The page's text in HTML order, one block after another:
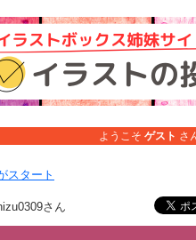
ようこそ ゲスト さ
スタート
さん